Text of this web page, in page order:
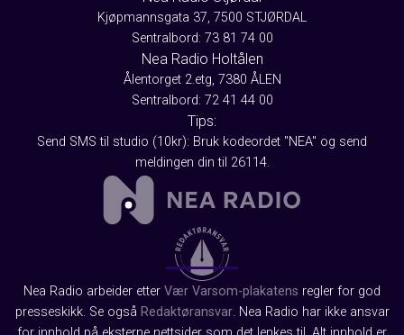
Kjøpmannsgata 37, 7500 STJØRDAL
Sentralbord: 73 81 74 00
Nea Radio Holtålen
Ålentorget 2.etg, 7380 ÅLEN
Sentralbord: 72 41 44 00
Tips:
Send SMS til studio (10kr): Bruk kodeordet "NEA" og send
meldingen din til 26114.
Nea Radio arbeider etter Vær Varsom-plakatens regler for god
presseskikk. Se også Redaktøransvar. Nea Radio har ikke ansvar